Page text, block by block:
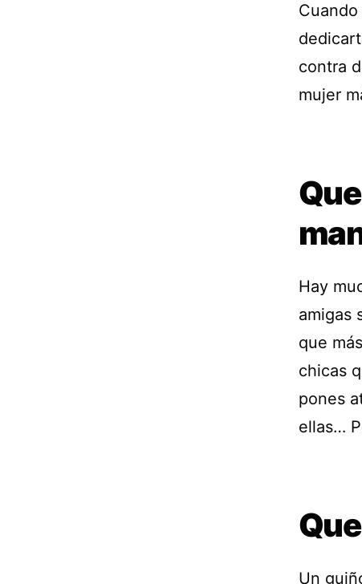
contra
mujer
Hay
amigas
que
chicas
pones
ellas…
Un